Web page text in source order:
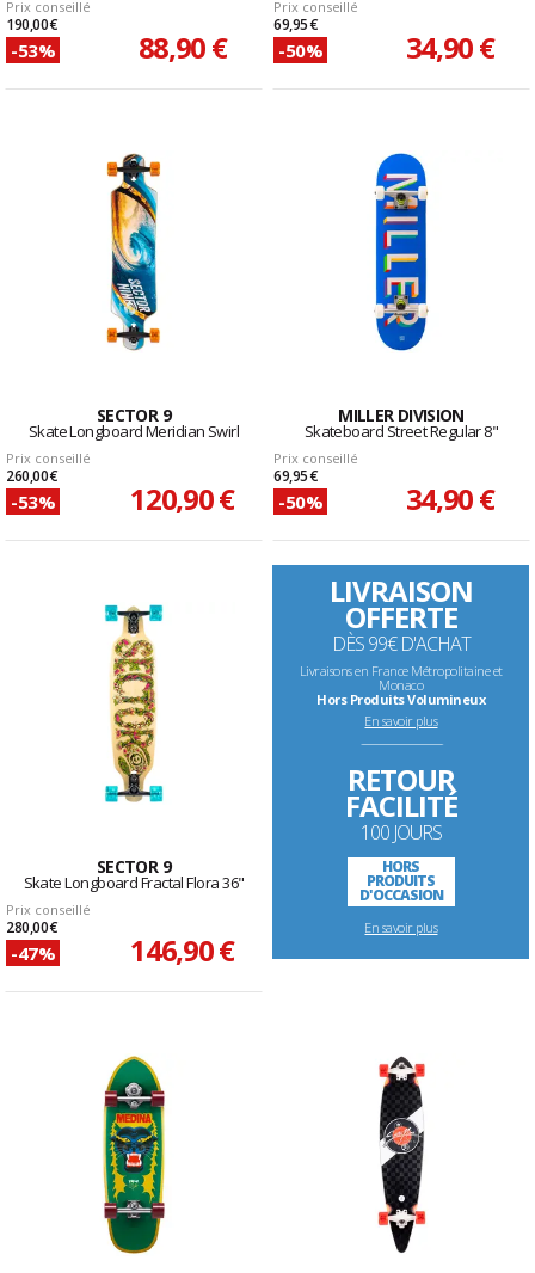
Prix conseillé
190,00 €
-53% 88,90 €
Prix conseillé
69,95 €
-50% 34,90 €
SECTOR 9
Skate Longboard Meridian Swirl
Prix conseillé
260,00 €
-53% 120,90 €
MILLER DIVISION
Skateboard Street Regular 8"
Prix conseillé
69,95 €
-50% 34,90 €
SECTOR 9
Skate Longboard Fractal Flora 36"
Prix conseillé
280,00 €
-47% 146,90 €
LIVRAISON
OFFERTE
DÈS 99€ D'ACHAT
Livraisons en France Métropolitaine et
Monaco
Hors Produits Volumineux
En savoir plus
--------------------------------------------------------------------
RETOUR
FACILITÉ
100 JOURS
HORS
PRODUITS
D'OCCASION
En savoir plus